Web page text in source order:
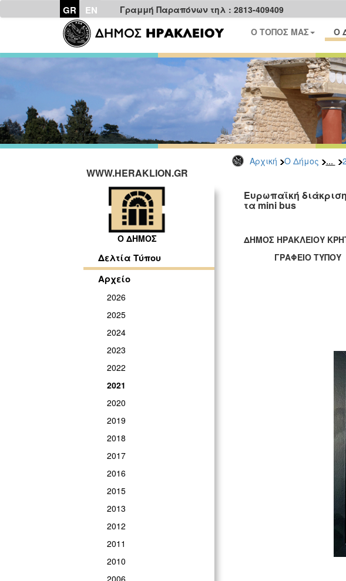
GR EN Γραμμή Παραπόνων τηλ : 2813-409409
Ο ΤΟΠΟΣ ΜΑΣ Ο
Αρχική Ο Δήμος ...
WWW.HERAKLION.GR
Ο ΔΗΜΟΣ
Δελτία Τύπου
Αρχείο
2026
2025
2024
2023
2022
2021
2020
2019
2018
2017
2016
2015
2013
2012
2011
2010
Ευρωπαϊκή
τα mini bus
ΔΗΜΟΣ ΗΡΑΚΛΕΙΟΥ
ΓΡΑΦΕΙΟ ΤΥΠΟΥ